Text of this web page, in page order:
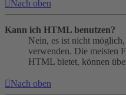
Nach oben
Kann ich HTML benutzen?
Nein, es ist nicht
verwenden. Die meisten
HTML bietet, können
Nach oben